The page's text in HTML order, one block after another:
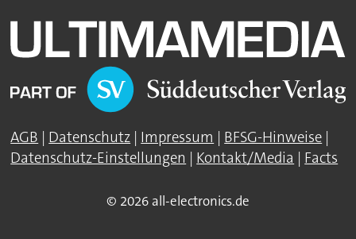
AGB | Datenschutz | Impressum | BFSG-Hinweise |
Datenschutz-Einstellungen | Kontakt/Media | Facts
© 2026 all-electronics.de